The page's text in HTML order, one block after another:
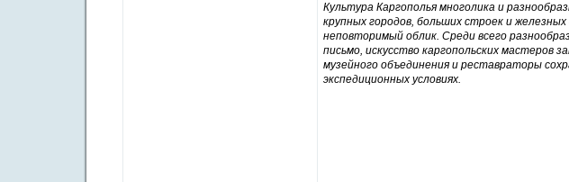
Культура Каргополья многолика и
крупных городов, больших строек и
неповторимый облик. Среди всего
письмо, искусство каргопольских мастеров
музейного объединения и реставраторы
экспедиционных условиях.